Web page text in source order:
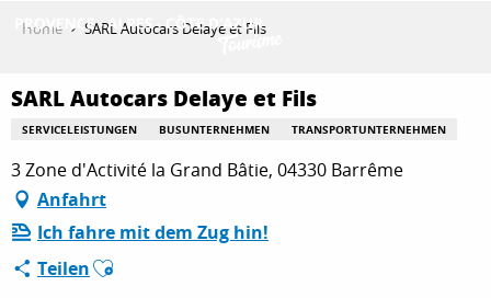
principal
ENTDECKEN
AKTIVITÄTEN
AUFENTHALT
Home SARL Autocars Delaye et Fils
SARL Autocars Delaye et Fils
SERVICELEISTUNGEN BUSUNTERNEHMEN TRANSPORTUNTERNEHMEN
3 Zone d'Activité la Grand Bâtie, 04330 Barrême
Anfahrt
Ich fahre mit dem Zug hin!
TeilenAjouter aux favoris